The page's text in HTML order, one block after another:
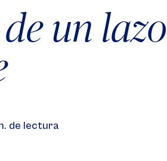
un
de lectura